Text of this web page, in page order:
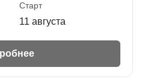
Старт
11 августа